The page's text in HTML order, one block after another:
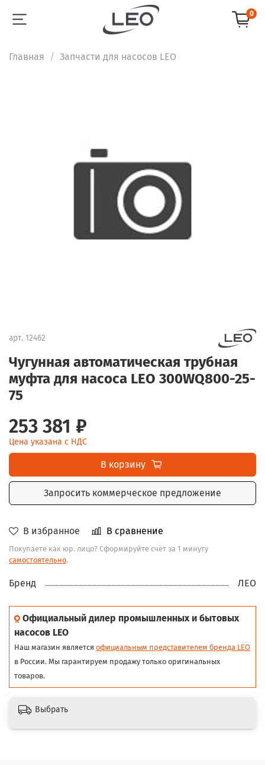
0
Главная Запчасти для насосов LEO
арт. 12462
Чугунная автоматическая трубная
муфта для насоса LEO 300WQ800-25-
75
В избранное В сравнение
Покупаете как юр. лицо? Сформируйте счёт за 1 минуту
самостоятельно.
253 381 ₽
Цена указана с НДС
В корзину
Запросить коммерческое предложение
Бренд ЛЕО
Официальный дилер промышленных и бытовых
насосов LEO
Наш магазин является официальным представителем бренда LEO
в России. Мы гарантируем продажу только оригинальных
товаров.
Выбрать